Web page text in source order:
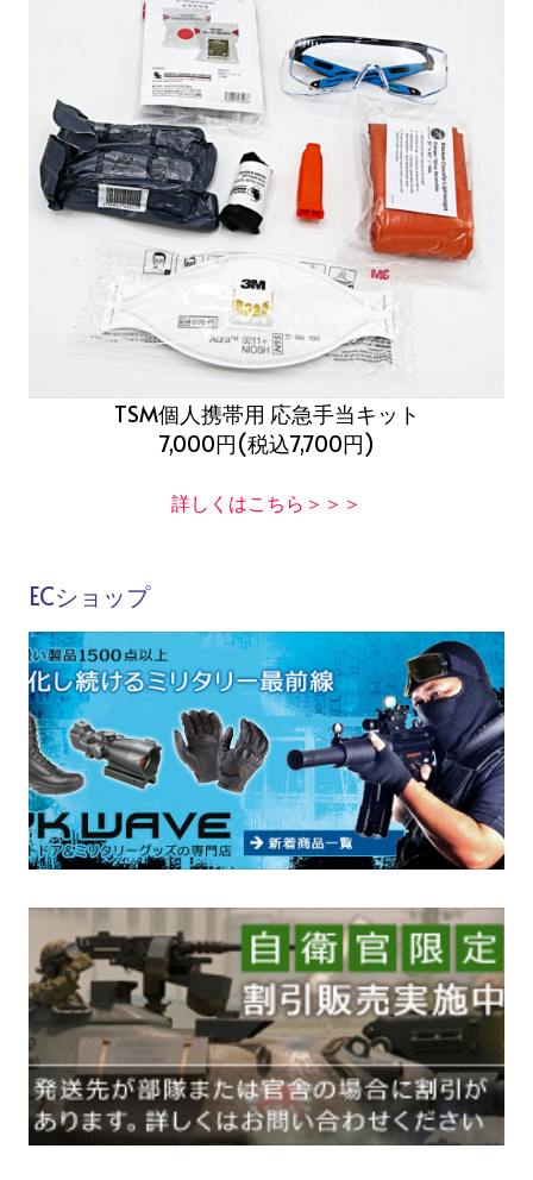
TSM個人携帯用 応急手当キット
7,000円(税込7,700円)
詳しくはこちら＞＞＞
ECショップ